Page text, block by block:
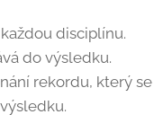
disciplínu.
do výsledku.
rekordu, který se